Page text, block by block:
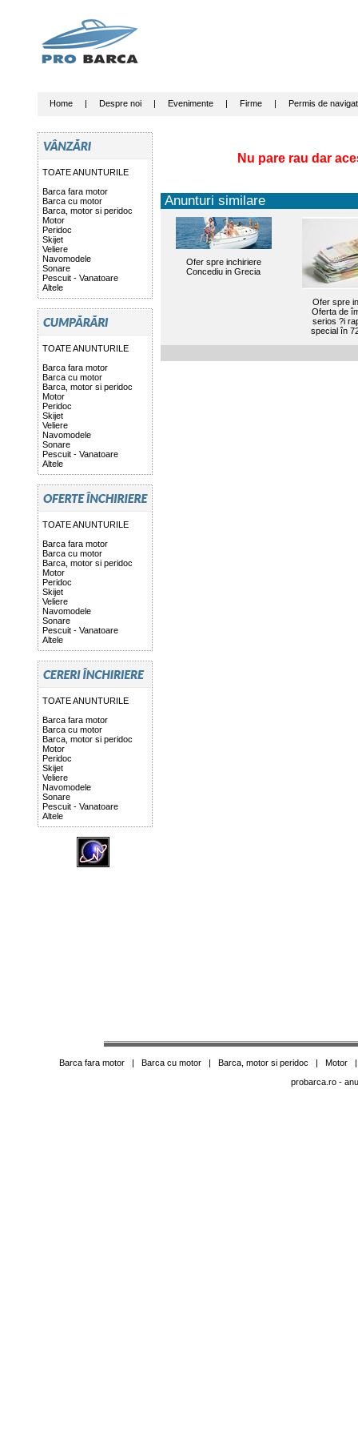
Home| Despre noi| Evenimente| Firme| Permis de
TOATE ANUNTURILE
Barca fara motor
Barca cu motor
Barca, motor si peridoc
Motor
Peridoc
Skijet
Veliere
Navomodele
Sonare
Pescuit - Vanatoare
Altele
TOATE ANUNTURILE
Barca fara motor
Barca cu motor
Barca, motor si peridoc
Motor
Peridoc
Skijet
Veliere
Navomodele
Sonare
Pescuit - Vanatoare
Altele
TOATE ANUNTURILE
Barca fara motor
Barca cu motor
Barca, motor si peridoc
Motor
Peridoc
Skijet
Veliere
Navomodele
Sonare
Pescuit - Vanatoare
Altele
TOATE ANUNTURILE
Barca fara motor
Barca cu motor
Barca, motor si peridoc
Motor
Peridoc
Skijet
Veliere
Navomodele
Sonare
Pescuit - Vanatoare
Altele
Nu pare rau dar
Anunturi similare
Ofer spre inchiriere
Concediu in Grecia
Ofer spre
Oferta de
serios ?i
special în
Barca fara motor| Barca cu motor| Barca, motor si peridoc | Motor
probarca.ro-